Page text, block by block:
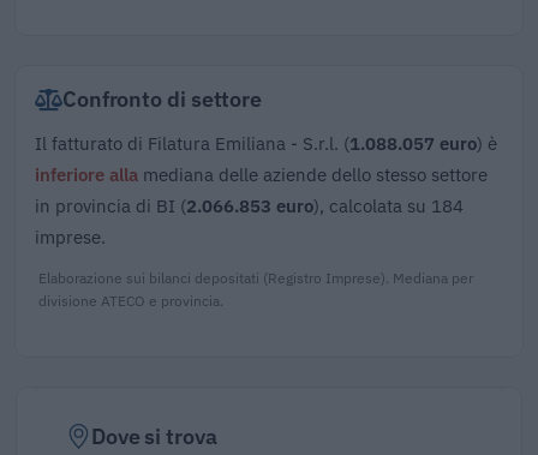
Confronto di settore
Il fatturato di Filatura Emiliana - S.r.l. (1.088.057 euro) è
inferiore alla mediana delle aziende dello stesso settore
in provincia di BI (2.066.853 euro), calcolata su 184
imprese.
Elaborazione sui bilanci depositati (Registro Imprese). Mediana per
divisione ATECO e provincia.
Dove si trova